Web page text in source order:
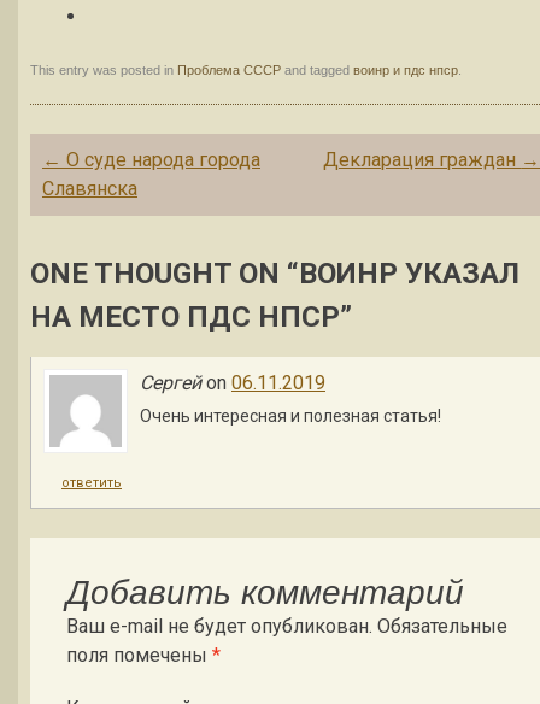
This entry was posted in Проблема СССР and tagged воинр и пдс нпср
Post navigation
← О суде народа города
Славянска
Декларация граждан →
ONE THOUGHT ON “ВОИНР УКАЗАЛ
НА МЕСТО ПДС НПСР”
Сергейon 06.11.2019
Очень интересная и полезная статья!
ответить
Добавить комментарий
Ваш e-mail не будет опубликован. Обязательные
поля помечены *